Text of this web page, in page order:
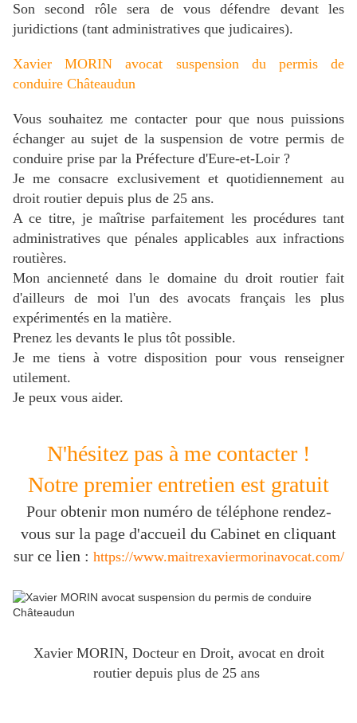
Son second rôle sera de vous défendre devant les
juridictions (tant administratives que judicaires).
Xavier MORIN avocat suspension du permis de
conduire Châteaudun
Vous souhaitez me contacter pour que nous puissions
échanger au sujet de la suspension de votre permis de
conduire prise par la Préfecture d'Eure-et-Loir ?
Je me consacre exclusivement et quotidiennement au
droit routier depuis plus de 25 ans.
A ce titre, je maîtrise parfaitement les procédures tant
administratives que pénales applicables aux infractions
routières.
Mon ancienneté dans le domaine du droit routier fait
d'ailleurs de moi l'un des avocats français les plus
expérimentés en la matière.
Prenez les devants le plus tôt possible.
Je me tiens à votre disposition pour vous renseigner
utilement.
Je peux vous aider.
N'hésitez pas à me contacter !
Notre premier entretien est gratuit
Pour obtenir mon numéro de téléphone rendez-
vous sur la page d'accueil du Cabinet en cliquant
sur ce lien : https://www.maitrexaviermorinavocat.com/
Xavier MORIN, Docteur en Droit, avocat en droit
routier depuis plus de 25 ans